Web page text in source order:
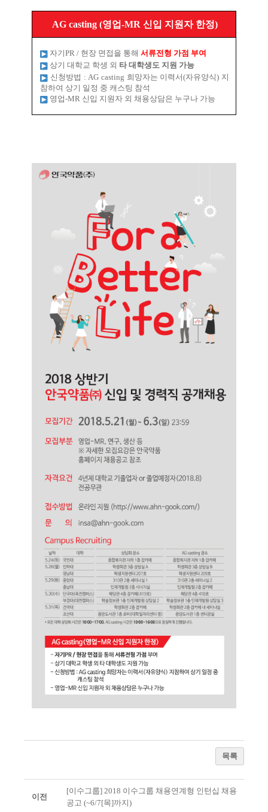
AG casting (영업-MR 신입 지원자 한정)
자기PR / 현장 면접을 통해서류전형 가점 부여
상기 대학교 학생 외 타 대학생도 지원 가능
신청방법 : AG casting 희망자는 이력서(자유양식) 지
참하여 상기 일정 중 캐스팅 참석
영업-MR 신입 지원자 외 채용상담은 누구나 가능
목록
이전
[이수그룹] 2018 이수그룹 채용연계형 인턴십 채용
공고 (~6/7[목]까지)